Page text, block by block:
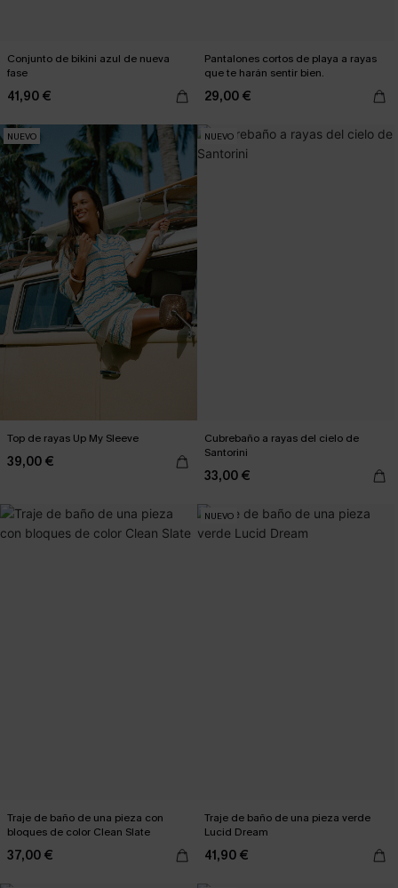
Conjunto de bikini azul de nueva
fase
41,90 €
Pantalones cortos de playa a rayas
que te harán sentir bien.
29,00 €
NUEVO
Top de rayas Up My Sleeve
39,00 €
NUEVO
Cubrebaño a rayas del cielo de
Santorini
33,00 €
Traje de baño de una pieza con
bloques de color Clean Slate
37,00 €
NUEVO
Traje de baño de una pieza verde
Lucid Dream
41,90 €